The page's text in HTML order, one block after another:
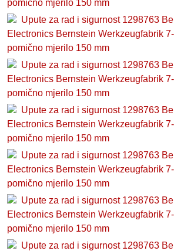
pomično mjerilo 150 mm
Upute za rad i sigurnost 1298763
Electronics Bernstein Werkzeugfabrik
pomično mjerilo 150 mm
Upute za rad i sigurnost 1298763
Electronics Bernstein Werkzeugfabrik
pomično mjerilo 150 mm
Upute za rad i sigurnost 1298763
Electronics Bernstein Werkzeugfabrik
pomično mjerilo 150 mm
Upute za rad i sigurnost 1298763
Electronics Bernstein Werkzeugfabrik
pomično mjerilo 150 mm
Upute za rad i sigurnost 1298763
Electronics Bernstein Werkzeugfabrik
pomično mjerilo 150 mm
Upute za rad i sigurnost 1298763